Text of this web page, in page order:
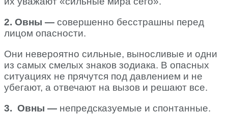
2. Овны — совершенно бесстрашны перед
лицом опасности.
Они невероятно сильные, выносливые и одни
из самых смелых знаков зодиака. В опасных
ситуациях не прячутся под давлением и не
убегают, а отвечают на вызов и решают все.
3. Овны — непредсказуемые и спонтанные.